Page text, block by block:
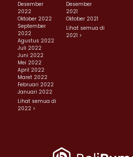
Desember
2022
Oktober 2022
September
2022
Agustus 2022
Juli 2022
Juni 2022
Mei 2022
April 2022
Maret 2022
Februari 2022
Januari 2022
Lihat semua di
2022 >
Desember
2021
Oktober 2021
Lihat semua di
2021 >